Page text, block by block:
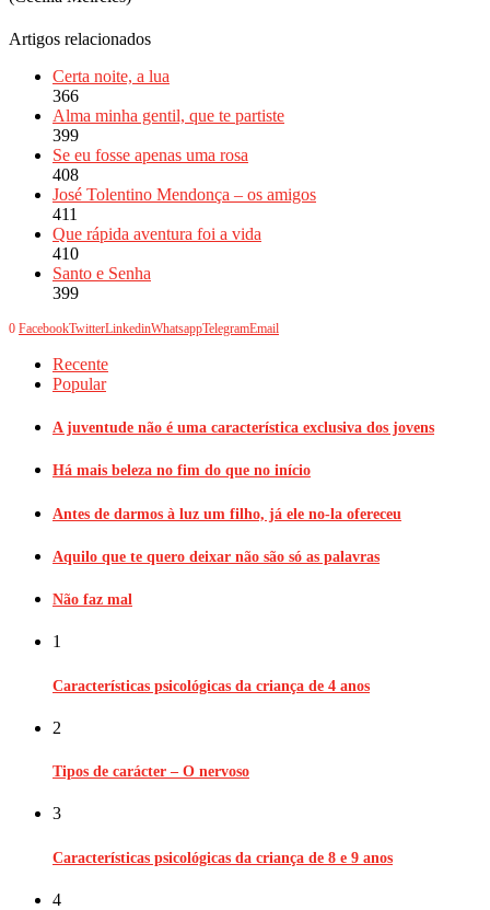
Artigos relacionados
Certa noite, a lua
366
Alma minha gentil, que te partiste
399
Se eu fosse apenas uma rosa
408
José Tolentino Mendonça – os amigos
411
Que rápida aventura foi a vida
410
Santo e Senha
399
0 FacebookTwitterLinkedinWhatsappTelegramEmail
Recente
Popular
A juventude não é uma característica exclusiva dos jovens
Há mais beleza no fim do que no início
Antes de darmos à luz um filho, já ele no-la ofereceu
Aquilo que te quero deixar não são só as palavras
Não faz mal
1
Características psicológicas da criança de 4 anos
2
Tipos de carácter – O nervoso
3
Características psicológicas da criança de 8 e 9 anos
4